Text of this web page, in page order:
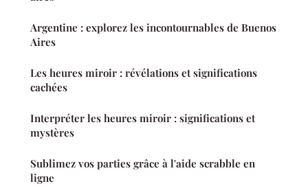
Argentine : explorez les incontournables de Buenos
Aires
Les heures miroir : révélations et significations
cachées
Interpréter les heures miroir : significations et
mystères
Sublimez vos parties grâce à l'aide scrabble en
ligne